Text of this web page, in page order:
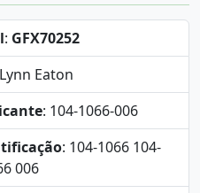
: GFX70252
Eaton
: 104-1066-006
: 104-1066 104-
006